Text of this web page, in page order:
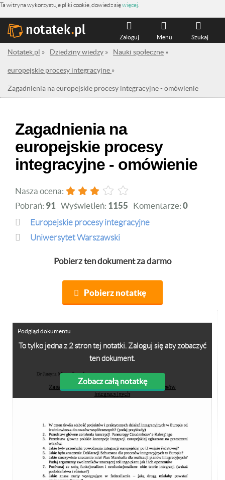
Ta witryna wykorzystuje pliki cookie, dowiedz sięwięcej
Szukaj
Menu
Zaloguj
Notatek.pl » Dziedziny wiedzy » Nauki społeczne »
europejskie procesy integracyjne »
Zagadnienia na europejskie procesy integracyjne - omówienie
Zagadnienia na
europejskie procesy
integracyjne - omówienie
Nasza ocena:
Pobrań: 91 Wyświetleń: 1155 Komentarze: 0
europejskie procesy integracyjne
Uniwersytet Warszawski
Pobierz ten dokument za darmo
Pobierz notatkę
To tylko jedna z 2 stron tej notatki. Zaloguj się aby zobaczyć
ten dokument.
Zobacz całą notatkę
Podgląd dokumentu